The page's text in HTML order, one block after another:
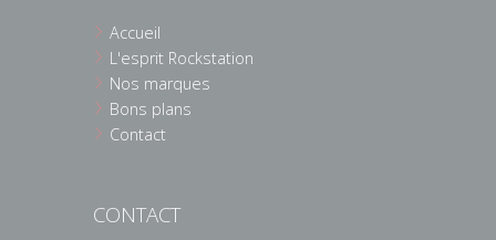
Accueil
L'esprit Rockstation
Nos marques
Bons plans
Contact
CONTACT